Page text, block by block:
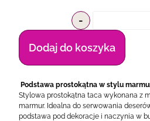
-
Dodaj do koszyka
Podstawa prostokątna w stylu
Stylowa prostokątna taca wykonana z
marmur. Idealna do serwowania
podstawa pod dekoracje i naczynia w